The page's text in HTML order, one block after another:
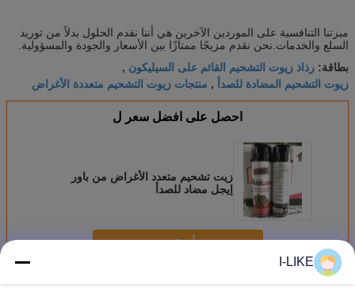
ميزتنا التنافسية على الموردين الآخرين هي أننا نقدم الحلول بدلاً من توريد
السلع والخدمات.نحن نقدم مزيجًا ممتازًا بين الأسعار والجودة والمسؤولية.
بطاقة: رذاذ زيوت التشحيم القائم على السيليكون ,
زيوت التشحيم المضادة للصدأ , منتجات زيوت التشحيم متعددة الأغراض
احصل على افضل سعر ل
زيت تشحيم متعدد الأغراض من باور
إيجل مضاد للصدأ
استمر
أكثربخاخ تشحيم متعدد الأغراض
I-LIKE